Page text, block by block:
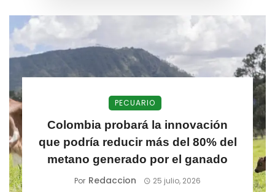
PECUARIO
Colombia probará la innovación
que podría reducir más del 80% del
metano generado por el ganado
Por Redaccion 25 julio, 2026